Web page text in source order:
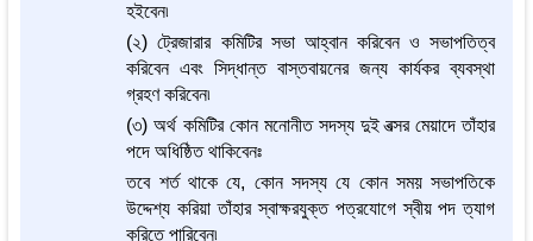
হইবেন৷
(২) ট্রেজারার কমিটির সভা আহ্বান করিবেন ও সভাপতিত্ব
করিবেন এবং সিদ্ধান্ত বাস্তবায়নের জন্য কার্যকর ব্যবস্থা
গ্রহণ করিবেন৷
(৩) অর্থ কমিটির কোন মনোনীত সদস্য দুই বত্সর মেয়াদে তাঁহার
পদে অধিষ্ঠিত থাকিবেনঃ
তবে শর্ত থাকে যে, কোন সদস্য যে কোন সময় সভাপতিকে
উদ্দেশ্য করিয়া তাঁহার স্বাক্ষরযুক্ত পত্রযোগে স্বীয় পদ ত্যাগ
করিতে পারিবেন৷